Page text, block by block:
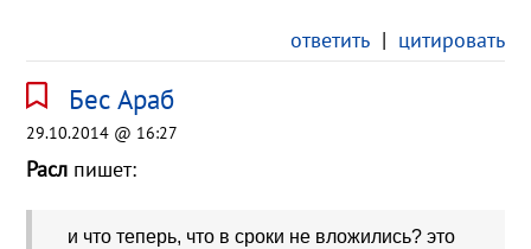
ответить| цитировать
Бес Араб
29.10.2014 @ 16:27
Расл пишет:
и что теперь, что в сроки не вложились? это